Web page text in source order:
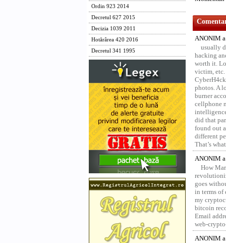
Ordin 923 2014
Decretul 627 2015
Decizia 1039 2011
Hotărârea 420 2016
Decretul 341 1995
ANONIM
usually
hacking
worth it.
victim, etc.
photos. A
burner
cellphone
did that
found out
different
That’s
ANONIM
How
goes
in terms of
my
bitcoin
Email
web-
ANONIM